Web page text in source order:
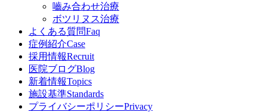
嚙み合わせ治療
ボツリヌス治療
よくある質問Faq
症例紹介Case
採用情報Recruit
医院ブログBlog
新着情報Topics
施設基準Standards
プライバシーポリシーPrivacy